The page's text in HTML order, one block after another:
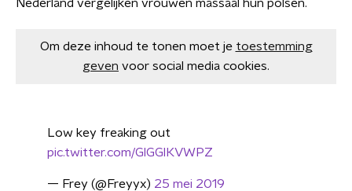
Nederland vergelijken vrouwen massaal hun polsen.
Om deze inhoud te tonen moet je toestemming
geven voor social media cookies.
Low key freaking out
pic.twitter.com/GlGGlKVWPZ
— Frey (@Freyyx) 25 mei 2019